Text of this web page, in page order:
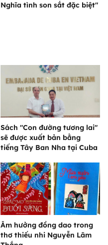
Nghĩa tình son sắt đặc biệt"
Sách "Con đường tương lai"
sẽ được xuất bản bằng
tiếng Tây Ban Nha tại Cuba
Âm hưởng đồng dao trong
thơ thiếu nhi Nguyễn Lãm